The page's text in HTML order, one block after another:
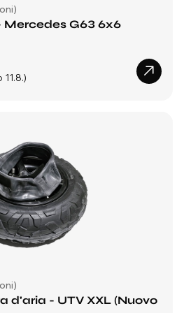
G63 6x6
d'aria - UTV XXL (Nuovo